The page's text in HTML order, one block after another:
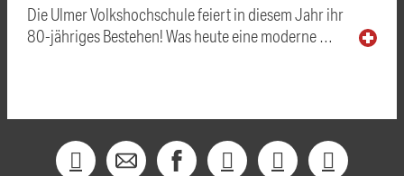
Die Ulmer Volkshochschule feiert in diesem Jahr ihr
80-jähriges Bestehen! Was heute eine moderne …